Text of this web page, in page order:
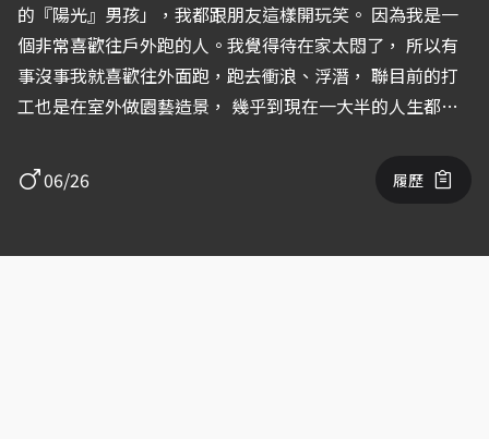
的『陽光』男孩」，我都跟朋友這樣開玩笑。 因為我是一
個非常喜歡往戶外跑的人。我覺得待在家太悶了， 所以有
事沒事我就喜歡往外面跑，跑去衝浪、浮潛， 聯目前的打
工也是在室外做園藝造景， 幾乎到現在一大半的人生都在
非常癡迷，從高中開始我就去學詠春、散打， 甚至自己上
網查資料自學泰拳、截拳道、柔道等等。 我熱愛表演，也
是種挑戰。 每一個角色擁有各自不同的的人生背景、個
06/26 履歷